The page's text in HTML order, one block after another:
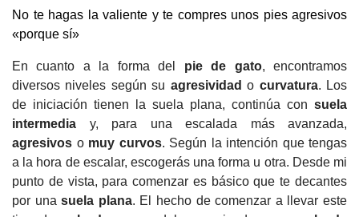
No te hagas la valiente y te compres unos pies agresivos
«porque sí»
En cuanto a la forma del pie de gato, encontramos
diversos niveles según su agresividad o curvatura. Los
de iniciación tienen la suela plana, continúa con suela
intermedia y, para una escalada más avanzada,
agresivos o muy curvos. Según la intención que tengas
a la hora de escalar, escogerás una forma u otra. Desde mi
punto de vista, para comenzar es básico que te decantes
por unasuela plana. El hecho de comenzar a llevar este